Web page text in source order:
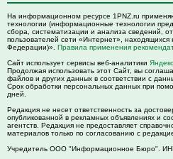
На информационном ресурсе 1PNZ.ru
технологии (информационные технологии
сбора, систематизации и анализа сведений,
пользователей сети «Интернет», находящихся
Федерации)». Правила применения
Сайт использует сервисы веб-аналитики
Продолжая использовать этот Сайт, вы
файлов и других данных в соответствии с
Срок обработки персональных данных при
дней.
Редакция не несет ответственность за
опубликованной в рекламных объявлениях и
агентств. Редакция не предоставляет
материалов только по согласованию с
Учредитель ООО "Информационное Бюро".